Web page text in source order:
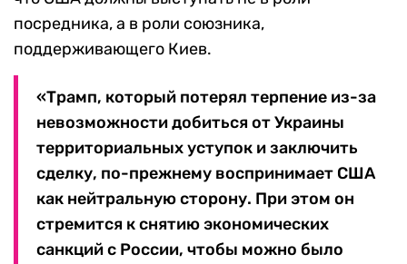
посредника, а в роли союзника,
поддерживающего Киев.
«Трамп, который потерял терпение из-за
невозможности добиться от Украины
территориальных уступок и заключить
сделку, по-прежнему воспринимает США
как нейтральную сторону. При этом он
стремится к снятию экономических
санкций с России, чтобы можно было